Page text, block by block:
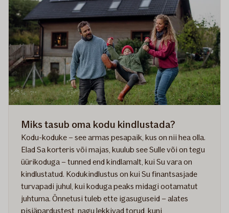
kodu
ja
muud
kinnisvara,
kui
oled
ise
ära
Miks tasub oma kodu kindlustada?
Kodu-koduke – see armas pesapaik, kus on nii hea olla.
Elad Sa korteris või majas, kuulub see Sulle või on tegu
üürikoduga – tunned end kindlamalt, kui Su vara on
kindlustatud. Kodukindlustus on kui Su finantsasjade
turvapadi juhul, kui koduga peaks midagi ootamatut
juhtuma. Õnnetusi tuleb ette igasuguseid – alates
pisiäpardustest, nagu lekkivad torud, kuni